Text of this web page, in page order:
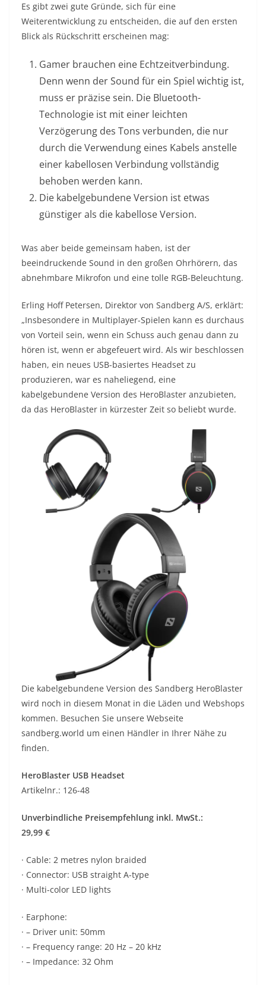
Es gibt zwei gute Gründe, sich für eine
Weiterentwicklung zu entscheiden, die auf den ersten
Blick als Rückschritt erscheinen mag:
Gamer brauchen eine Echtzeitverbindung.
Denn wenn der Sound für ein Spiel wichtig ist,
muss er präzise sein. Die Bluetooth-
Technologie ist mit einer leichten
Verzögerung des Tons verbunden, die nur
durch die Verwendung eines Kabels anstelle
einer kabellosen Verbindung vollständig
behoben werden kann.
Die kabelgebundene Version ist etwas
günstiger als die kabellose Version.
Was aber beide gemeinsam haben, ist der
beeindruckende Sound in den großen Ohrhörern, das
abnehmbare Mikrofon und eine tolle RGB-Beleuchtung.
Erling Hoff Petersen, Direktor von Sandberg A/S, erklärt:
„Insbesondere in Multiplayer-Spielen kann es durchaus
von Vorteil sein, wenn ein Schuss auch genau dann zu
hören ist, wenn er abgefeuert wird. Als wir beschlossen
haben, ein neues USB-basiertes Headset zu
produzieren, war es naheliegend, eine
kabelgebundene Version des HeroBlaster anzubieten,
da das HeroBlaster in kürzester Zeit so beliebt wurde.
Die kabelgebundene Version des Sandberg HeroBlaster
wird noch in diesem Monat in die Läden und Webshops
kommen. Besuchen Sie unsere Webseite
sandberg.world um einen Händler in Ihrer Nähe zu
finden.
HeroBlaster USB Headset
Artikelnr.: 126-48
Unverbindliche Preisempfehlung inkl. MwSt.:
29,99 €
· Cable: 2 metres nylon braided
· Connector: USB straight A-type
· Multi-color LED lights
· Earphone:
· – Driver unit: 50mm
· – Frequency range: 20 Hz – 20 kHz
· – Impedance: 32 Ohm